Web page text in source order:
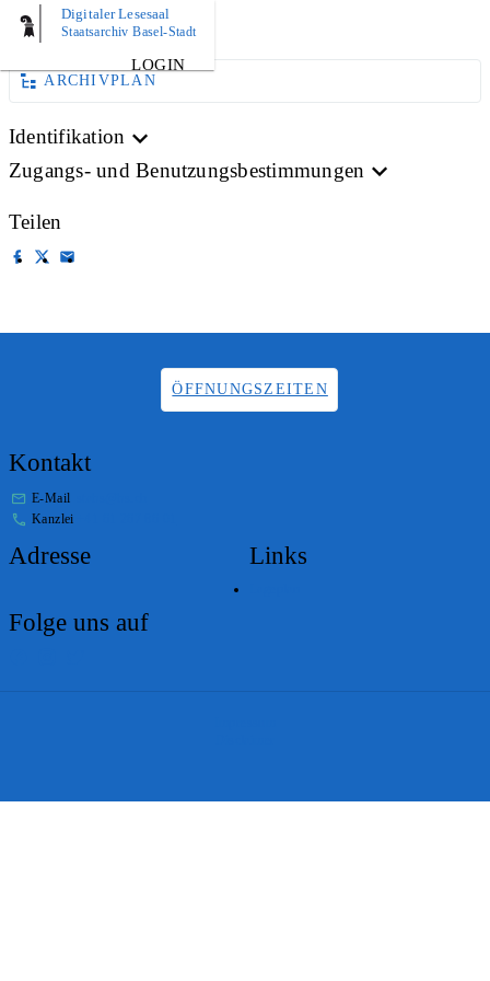
Digitaler Lesesaal
Staatsarchiv Basel-Stadt
LOGIN
AKTE
ARCHIVPLAN
Identifikation
Zugangs- und Benutzungsbestimmungen
Teilen
ÖFFNUNGSZEITEN
Kontakt
E-Mail
Kanzlei
Adresse Links
Folge uns auf